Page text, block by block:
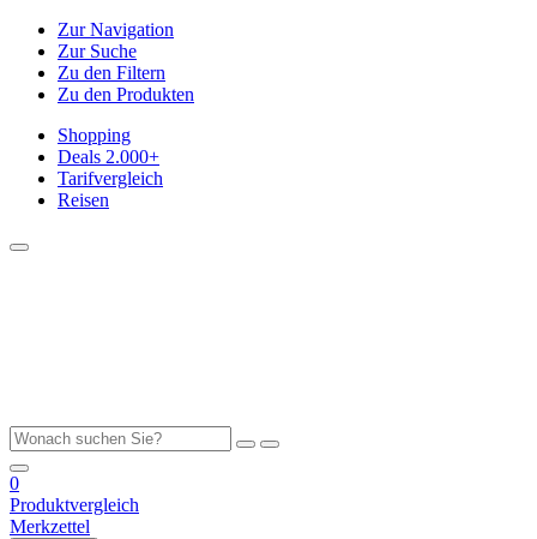
Zur Navigation
Zur Suche
Zu den Filtern
Zu den Produkten
Shopping
Deals 2.000+
Tarifvergleich
Reisen
0
Produktvergleich
Merkzettel